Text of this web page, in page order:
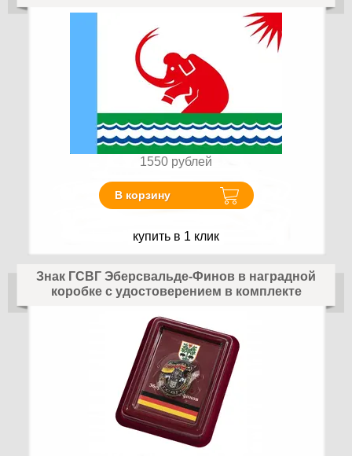
1550 рублей
В корзину
купить в 1 клик
Знак ГСВГ Эберсвальде-Финов в наградной
коробке с удостоверением в комплекте